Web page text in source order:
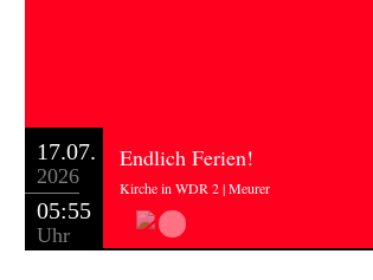
17.07.
2026
05:55
Uhr
Endlich Ferien!
Kirche in WDR 2 | Meurer